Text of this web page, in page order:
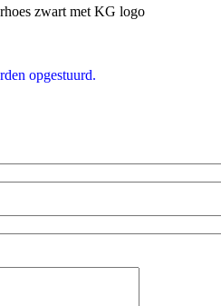
zwart met KG logo
opgestuurd.